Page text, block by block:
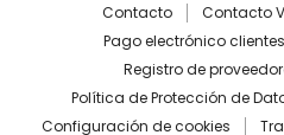
Contacto Contacto
Pago electrónico clientes
Registro de
Política de Protección de
Configuración de cookies